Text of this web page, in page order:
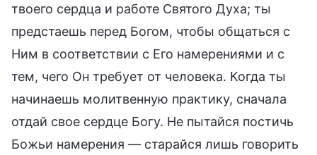
твоего сердца и работе Святого Духа; ты
предстаешь перед Богом, чтобы общаться с
Ним в соответствии с Его намерениями и с
тем, чего Он требует от человека. Когда ты
начинаешь молитвенную практику, сначала
отдай свое сердце Богу. Не пытайся постичь
Божьи намерения — старайся лишь говорить